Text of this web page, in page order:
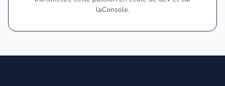
laConsole.